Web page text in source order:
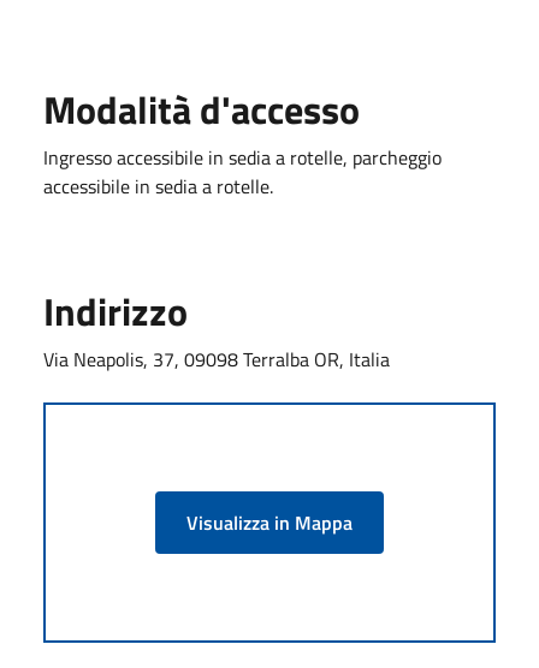
Modalità d'accesso
Ingresso accessibile in sedia a rotelle, parcheggio
accessibile in sedia a rotelle.
Indirizzo
Via Neapolis, 37, 09098 Terralba OR, Italia
Visualizza in Mappa